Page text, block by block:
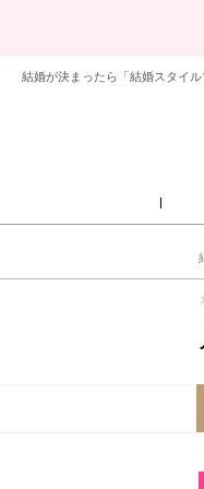
結婚が決まったら「結婚スタイ